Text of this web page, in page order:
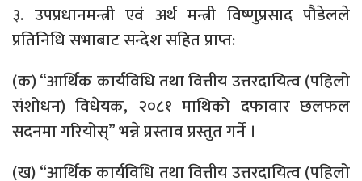
३. उपप्रधानमन्त्री एवं अर्थ मन्त्री विष्णुप्रसाद पौडेलले
प्रतिनिधि सभाबाट सन्देश सहित प्राप्त:
(क) “आर्थिक कार्यविधि तथा वित्तीय उत्तरदायित्व (पहिलो
संशोधन) विधेयक, २०८१ माथिको दफावार छलफल
सदनमा गरियोस्” भन्ने प्रस्ताव प्रस्तुत गर्ने ।
(ख) “आर्थिक कार्यविधि तथा वित्तीय उत्तरदायित्व (पहिलो